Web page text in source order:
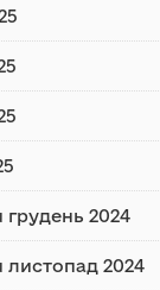
2024
2024